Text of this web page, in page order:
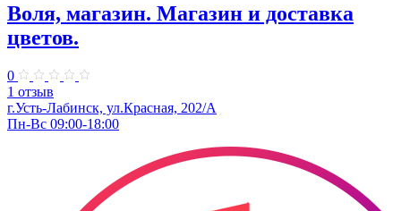
Воля, магазин. Магазин и доставка
цветов.
0
1 отзыв
г.Усть-Лабинск, ул.Красная, 202/А
Пн-Вс 09:00-18:00